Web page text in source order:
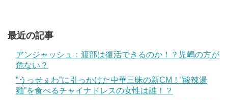
最近の記事
アンジャッシュ：渡部は復活できるのか！？児嶋の方が
危ない？
”うっせぇわ”に引っかけた中華三昧の新CM！”酸辣湯
麺”を食べるチャイナドレスの女性は誰！？